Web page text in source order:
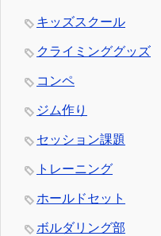
キッズスクール
クライミンググッズ
コンペ
ジム作り
セッション課題
トレーニング
ホールドセット
ボルダリング部